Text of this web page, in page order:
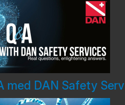
med DAN Safety